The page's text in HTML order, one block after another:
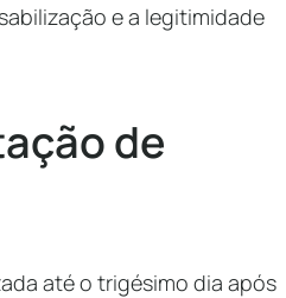
e a legitimidade
de
até o trigésimo dia após